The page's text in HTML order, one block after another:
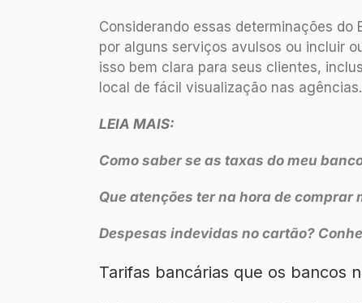
Considerando essas determinações do
por alguns serviços avulsos ou incluir
isso bem clara para seus clientes,
local de fácil visualização nas agências.
LEIA MAIS:
Como saber se as taxas do meu
Que atenções ter na hora de comprar
Despesas indevidas no cartão?
Tarifas bancárias que os bancos